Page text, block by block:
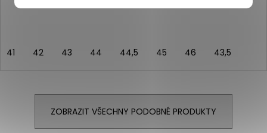
41 42 43 44 44,5 45 46 43,5
ZOBRAZIT VŠECHNY PODOBNÉ PRODUKTY